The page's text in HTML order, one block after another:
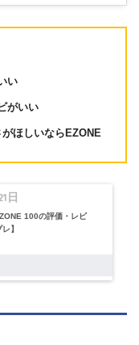
い
がいい
ほしいならEZONE
日
100の評価・レビ
】